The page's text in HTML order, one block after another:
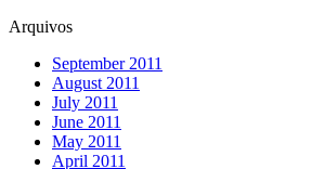
Arquivos
September 2011
August 2011
July 2011
June 2011
May 2011
April 2011